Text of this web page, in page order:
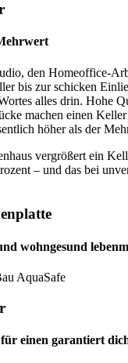
den Homeoffice-
bis zur schicken
alles drin. Hohe
machen einen
höher als der
vergrößert ein
– und das bei
wohngesund leben
einen garantiert